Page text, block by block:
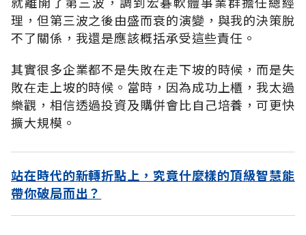
理，但第三波之後由盛而衰的演變，與我的決策脫
不了關係，我還是應該概括承受這些責任。
其實很多企業都不是失敗在走下坡的時候，而是失
敗在走上坡的時候。當時，因為成功上櫃，我太過
樂觀，相信透過投資及購併會比自己培養，可更快
擴大規模。
站在時代的新轉折點上，究竟什麼樣的頂級智慧能
帶你破局而出？